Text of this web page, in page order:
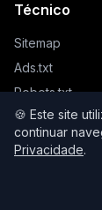
🍪 Este site
continuar
Privacidade.
Técnico
Sitemap
Ads.txt
Robots.txt
Llms.txt
©